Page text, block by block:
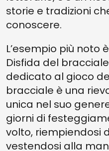
storie e tradizioni
conoscere.
L’esempio più noto
Disfida del bracciale.
dedicato al gioco
bracciale è una
unica nel suo
giorni di
volto, riempiendosi
vestendosi alla